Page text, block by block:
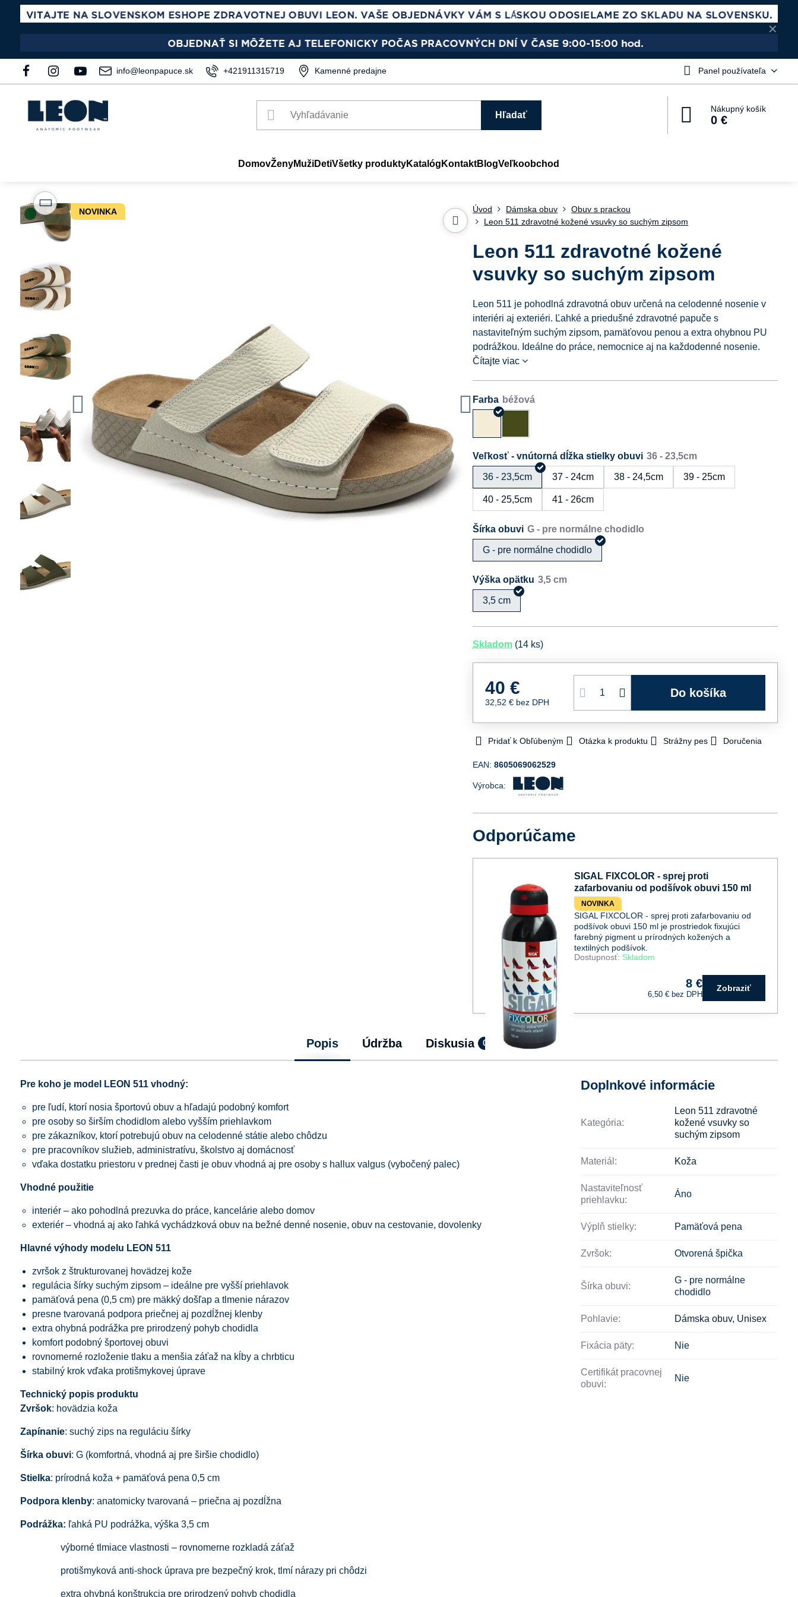
✕
info@leonpapuce.sk +421911315719 Kamenné predajne Panel používateľa
Hľadať
Nákupný košík
0 €
DomovŽenyMužiDetiVšetky produktyKatalóg KontaktBlogVeľkoobchod
NOVINKA Úvod Dámska obuv
Obuv s prackou
Leon 511 zdravotné kožené vsuvky so suchým zipsom
Leon 511 zdravotné kožené
vsuvky so suchým zipsom
Leon 511 je pohodlná zdravotná obuv určená na celodenné nosenie v
interiéri aj exteriéri. Ľahké a priedušné zdravotné papuče s
nastaviteľným suchým zipsom, pamäťovou penou a extra ohybnou PU
podrážkou. Ideálne do práce, nemocnice aj na každodenné nosenie.
Čítajte viac
Farba
Veľkosť - vnútorná dĺžka stielky obuvi
36 - 23,5cm 37 - 24cm 38 - 24,5cm 39 - 25cm
40 - 25,5cm 41 - 26cm
Šírka obuvi
G - pre normálne chodidlo
Výška opätku
3,5 cm
Skladom (14 ks)
40 €
32,52 € bez DPH
Do košíka
Pridať k Obľúbeným Otázka k produktu Strážny pes Doručenia
EAN:8605069062529
Výrobca:
Odporúčame
SIGAL FIXCOLOR - sprej proti
zafarbovaniu od podšívok obuvi 150 ml
NOVINKA
SIGAL FIXCOLOR - sprej proti zafarbovaniu od
podšívok obuvi 150 ml je prostriedok fixujúci
farebný pigment u prírodných kožených a
textilných podšívok.
Dostupnosť: Skladom
8 €
6,50 € bez DPH
Zobraziť
Popis Údržba Diskusia 0
Pre koho je model LEON 511 vhodný:
pre ľudí, ktorí nosia športovú obuv a hľadajú podobný komfort
pre osoby so širším chodidlom alebo vyšším priehlavkom
pre zákazníkov, ktorí potrebujú obuv na celodenné státie alebo chôdzu
pre pracovníkov služieb, administratívu, školstvo aj domácnosť
vďaka dostatku priestoru v prednej časti je obuv vhodná aj pre osoby s hallux valgus (vybočený palec)
Vhodné použitie
interiér – ako pohodlná prezuvka do práce, kancelárie alebo domov
exteriér – vhodná aj ako ľahká vychádzková obuv na bežné denné nosenie, obuv na cestovanie, dovolenky
Hlavné výhody modelu LEON 511
zvršok z štrukturovanej hovädzej kože
regulácia šírky suchým zipsom – ideálne pre vyšší priehlavok
pamäťová pena (0,5 cm) pre mäkký došľap a tlmenie nárazov
presne tvarovaná podpora priečnej aj pozdĺžnej klenby
extra ohybná podrážka pre prirodzený pohyb chodidla
komfort podobný športovej obuvi
rovnomerné rozloženie tlaku a menšia záťaž na kĺby a chrbticu
stabilný krok vďaka protišmykovej úprave
Technický popis produktu
Zvršok: hovädzia koža
Zapínanie: suchý zips na reguláciu šírky
Šírka obuvi: G (komfortná, vhodná aj pre širšie chodidlo)
Stielka: prírodná koža + pamäťová pena 0,5 cm
Podpora klenby: anatomicky tvarovaná – priečna aj pozdĺžna
Podrážka: ľahká PU podrážka, výška 3,5 cm
výborné tlmiace vlastnosti – rovnomerne rozkladá záťaž
protišmyková anti‑shock úprava pre bezpečný krok, tlmí nárazy pri chôdzi
extra ohybná konštrukcia pre prirodzený pohyb chodidla
Doplnkové informácie
Kategória:
Leon 511 zdravotné
kožené vsuvky so
suchým zipsom
Materiál: Koža
Nastaviteľnosť
priehlavku:
Áno
Výplň stielky: Pamäťová pena
Zvršok: Otvorená špička
Šírka obuvi:
G - pre normálne
chodidlo
Pohlavie: Dámska obuv, Unisex
Fixácia päty: Nie
Certifikát pracovnej
obuvi:
Nie